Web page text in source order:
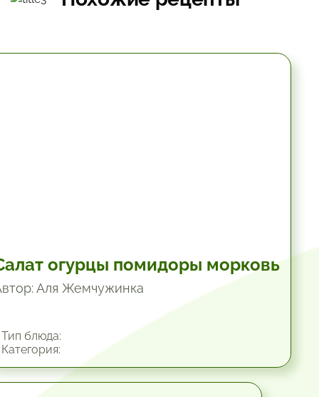
огурцы помидоры морковь
Аля Жемчужинка
блюда: